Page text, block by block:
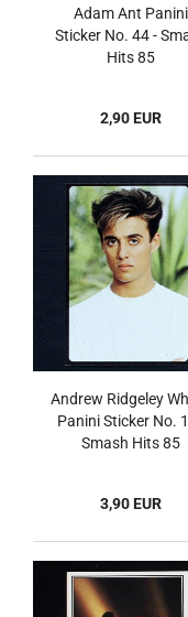
Adam Ant Panini
Sticker No. 44 -
Hits 85
2,90 EUR
Andrew Ridgeley
Panini Sticker No.
Smash Hits 85
3,90 EUR